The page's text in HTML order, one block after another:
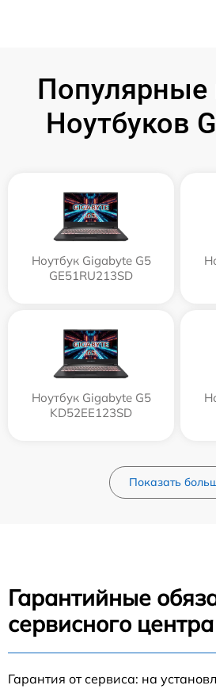
Популярные
Ноутбуков
Ноутбук Gigabyte G5
GE51RU213SD
Ноутбук Gigabyte G5
KD52EE123SD
Показать
Гарантийные
сервисного
Гарантия от сервиса: на